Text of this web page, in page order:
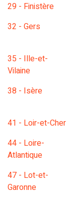
29 - Finistère
32 - Gers
35 - Ille-et-
Vilaine
38 - Isère
41 - Loir-et-Cher
44 - Loire-
Atlantique
47 - Lot-et-
Garonne